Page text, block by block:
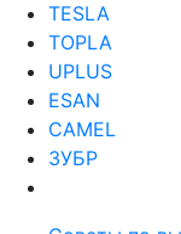
TESLA
TOPLA
UPLUS
ESAN
CAMEL
ЗУБР